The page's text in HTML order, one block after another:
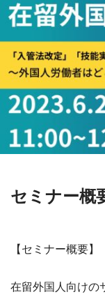
セミナー概
【セミナー概要】
在留外国人向けの